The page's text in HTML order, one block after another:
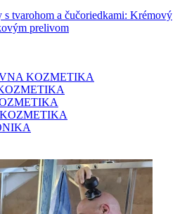
s tvarohom a čučoriedkami: Krémový
prelivom
KOZMETIKA